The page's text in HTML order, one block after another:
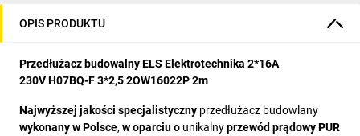
OPIS PRODUKTU
Przedłużacz budowalny ELS Elektrotechnika 2*16A
230V H07BQ-F 3*2,5 2OW16022P 2m
Najwyższej jakości specjalistyczny przedłużacz budowlany
wykonany w Polsce, w oparciu o unikalnyprzewód prądowy PUR